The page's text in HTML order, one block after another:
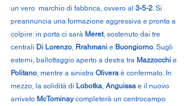
un vero  marchio di fabbrica, ovvero al 3-5-2 . Si
preannuncia una formazione aggressiva e pronta a
colpire: in porta ci sarà Meret, sostenuto dai tre
centrali Di Lorenzo Rrahmani e Buongiorno . Sugli
esterni, ballottaggio aperto a destra tra Mazzocchi e
Politano , mentre a sinistra Olivera è confermato. In
mezzo, la solidità di Lobotka Anguissa e il nuovo
arrivato McTominay completerà un centrocampo